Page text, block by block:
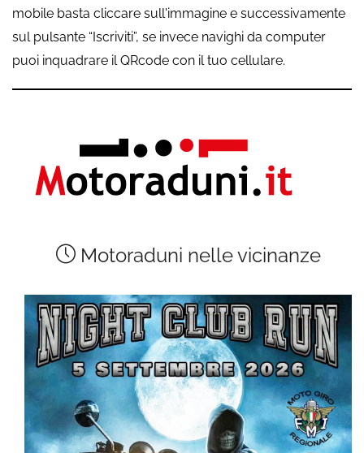
mobile basta cliccare sull'immagine e successivamente
sul pulsante “Iscriviti”, se invece navighi da computer
puoi inquadrare il QRcode con il tuo cellulare.
Motoraduni nelle vicinanze